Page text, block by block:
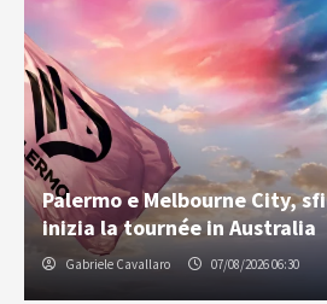
Palermo e Melbourne City,
inizia la tournée in Australia
Gabriele Cavallaro 07/08/2026 06:30